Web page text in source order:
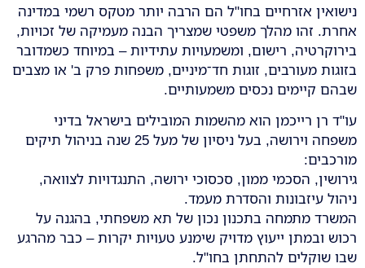
נישואין אזרחיים בחו"ל הם הרבה יותר מטקס רשמי במדינה
אחרת. זהו מהלך משפטי שמצריך הבנה מעמיקה של זכויות,
בירוקרטיה, רישום, ומשמעויות עתידיות – במיוחד כשמדובר
בזוגות מעורבים, זוגות חד־מיניים, משפחות פרק ב' או מצבים
שבהם קיימים נכסים משמעותיים.
עו"ד רן רייכמן הוא מהשמות המובילים בישראל בדיני
משפחה וירושה, בעל ניסיון של מעל 25 שנה בניהול תיקים
מורכבים:
גירושין, הסכמי ממון, סכסוכי ירושה, התנגדויות לצוואה,
ניהול עיזבונות והסדרת מעמד.
המשרד מתמחה בתכנון נכון של תא משפחתי, בהגנה על
רכוש ובמתן ייעוץ מדויק שימנע טעויות יקרות – כבר מהרגע
שבו שוקלים להתחתן בחו"ל.